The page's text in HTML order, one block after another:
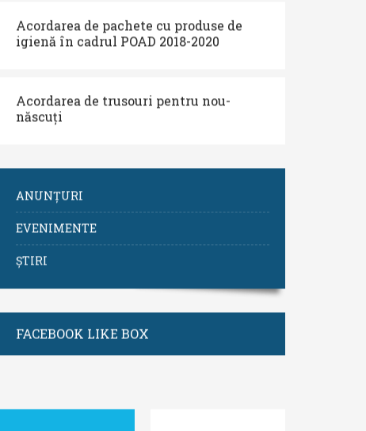
Acordarea de pachete cu produse de
igienă în cadrul POAD 2018-2020
Acordarea de trusouri pentru nou-
născuți
ANUNȚURI
EVENIMENTE
ȘTIRI
FACEBOOK LIKE BOX